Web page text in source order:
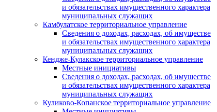
и обязательствах имущественного характера
муниципальных служащих
Камбулатское территориальное управление
Сведения о доходах, расходах, об имуществе
и обязательствах имущественного характера
муниципальных служащих
Кендже-Кулакское территориальное управление
Местные инициативы
Сведения о доходах, расходах, об имуществе
и обязательствах имущественного характера
муниципальных служащих
Куликово-Копанское территориальное управление